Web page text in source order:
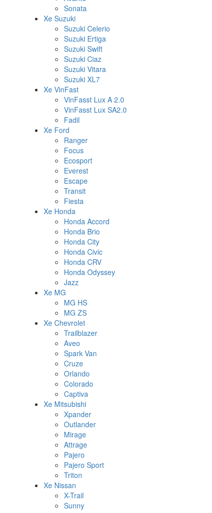
Sonata
Xe Suzuki
Suzuki Celerio
Suzuki Ertiga
Suzuki Swift
Suzuki Ciaz
Suzuki Vitara
Suzuki XL7
Xe VinFast
VinFasst Lux A 2.0
VinFasst Lux SA2.0
Fadil
Xe Ford
Ranger
Focus
Ecosport
Everest
Escape
Transit
Fiesta
Xe Honda
Honda Accord
Honda Brio
Honda City
Honda Civic
Honda CRV
Honda Odyssey
Jazz
Xe MG
MG HS
MG ZS
Xe Chevrolet
Trailblazer
Aveo
Spark Van
Cruze
Orlando
Colorado
Captiva
Xe Mitsubishi
Xpander
Outlander
Mirage
Attrage
Pajero
Pajero Sport
Triton
Xe Nissan
X-Trail
Sunny